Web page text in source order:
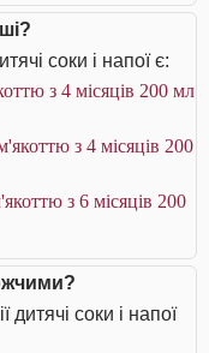
соки і напої є:
з 4 місяців 200 мл
з 4 місяців 200
з 6 місяців 200
соки і напої